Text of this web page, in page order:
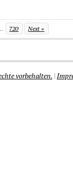
720 Next »
vorbehalten. |